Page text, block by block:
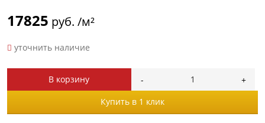
17825 руб. /м²
уточнить наличие
В корзину
Купить в 1 клик